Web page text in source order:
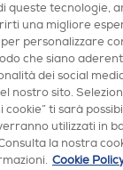
PRO
disponibile
in 30' gratuito:
queste tecnologie,
una migliore
personalizzare
che siano
dei social
nostro sito.
cookie” ti sarà
utilizzati in
la nostra
Cookie